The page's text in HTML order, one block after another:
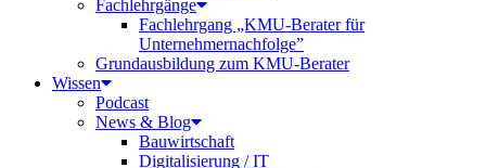
Fachlehrgänge
Fachlehrgang „KMU-Berater für
Unternehmernachfolge”
Grundausbildung zum KMU-Berater
Wissen
Podcast
News & Blog
Bauwirtschaft
Digitalisierung / IT